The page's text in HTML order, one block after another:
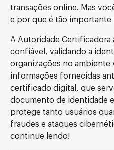
transações online. Mas
e por que é tão
A Autoridade Certificadora
confiável, validando a
organizações no ambiente
informações fornecidas
certificado digital, que
documento de identidade
protege tanto usuários
fraudes e ataques
continue lendo!